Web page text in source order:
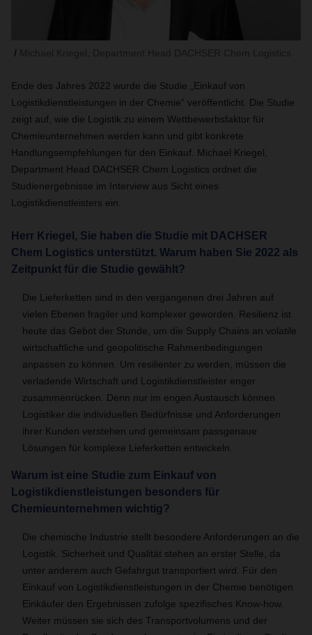
Ende des Jahres 2022 wurde die Studie „Einkauf von
Logistikdienstleistungen in der Chemie“ veröffentlicht. Die Studie
zeigt auf, wie die Logistik zu einem Wettbewerbsfaktor für
Chemieunternehmen werden kann und gibt konkrete
Handlungsempfehlungen für den Einkauf. Michael Kriegel,
Department Head DACHSER Chem Logistics ordnet die
Studienergebnisse im Interview aus Sicht eines
Logistikdienstleisters ein.
Herr Kriegel, Sie haben die Studie mit DACHSER
Chem Logistics unterstützt. Warum haben Sie 2022 als
Zeitpunkt für die Studie gewählt?
Die Lieferketten sind in den vergangenen drei Jahren auf
vielen Ebenen fragiler und komplexer geworden. Resilienz ist
heute das Gebot der Stunde, um die Supply Chains an volatile
wirtschaftliche und geopolitische Rahmenbedingungen
anpassen zu können. Um resilienter zu werden, müssen die
verladende Wirtschaft und Logistikdienstleister enger
zusammenrücken. Denn nur im engen Austausch können
Logistiker die individuellen Bedürfnisse und Anforderungen
ihrer Kunden verstehen und gemeinsam passgenaue
Lösungen für komplexe Lieferketten entwickeln.
Warum ist eine Studie zum Einkauf von
Logistikdienstleistungen besonders für
Chemieunternehmen wichtig?
Die chemische Industrie stellt besondere Anforderungen an die
Logistik. Sicherheit und Qualität stehen an erster Stelle, da
unter anderem auch Gefahrgut transportiert wird. Für den
Einkauf von Logistikdienstleistungen in der Chemie benötigen
Einkäufer den Ergebnissen zufolge spezifisches Know-how.
Weiter müssen sie sich des Transportvolumens und der